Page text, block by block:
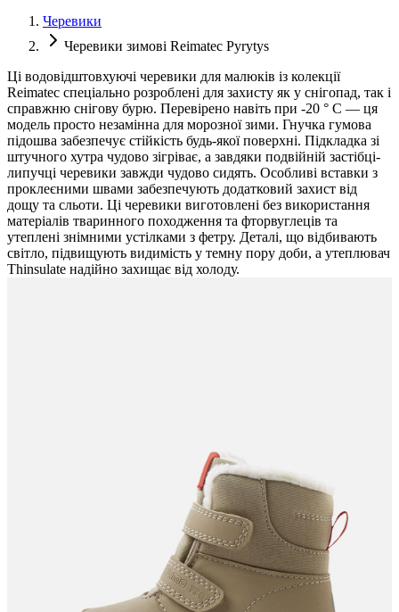
Черевики
Черевики зимові Reimatec Pyrytys
Ці водовідштовхуючі черевики для малюків із колекції
Reimatec спеціально розроблені для захисту як у снігопад, так і
справжню снігову бурю. Перевірено навіть при -20 ° C — ця
модель просто незамінна для морозної зими. Гнучка гумова
підошва забезпечує стійкість будь-якої поверхні. Підкладка зі
штучного хутра чудово зігріває, а завдяки подвійній застібці-
липучці черевики завжди чудово сидять. Особливі вставки з
проклеєними швами забезпечують додатковий захист від
дощу та сльоти. Ці черевики виготовлені без використання
матеріалів тваринного походження та фторвуглеців та
утеплені знімними устілками з фетру. Деталі, що відбивають
світло, підвищують видимість у темну пору доби, а утеплювач
Thinsulate надійно захищає від холоду.